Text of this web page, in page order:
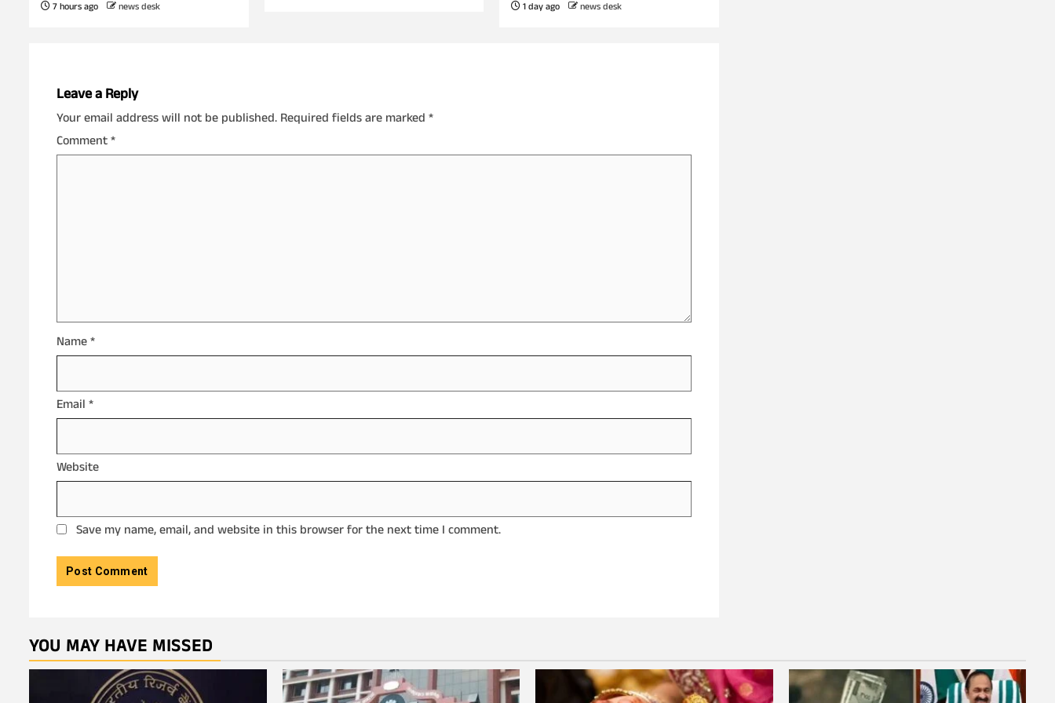
7 hours ago news desk 1 day ago news desk
Leave a Reply
Your email address will not be published. Required fields are marked *
Comment*
Name*
Email *
Website
Save my name, email, and website in this browser for the next time I comment.
YOU MAY HAVE MISSED